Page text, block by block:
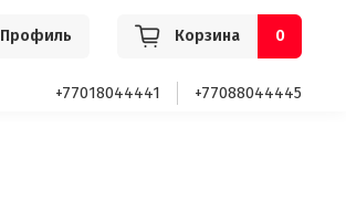
Профиль Корзина 0
+77018044441 +77088044445